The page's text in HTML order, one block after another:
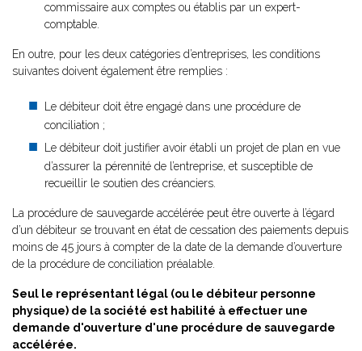
commissaire aux comptes ou établis par un expert-
comptable.
En outre, pour les deux catégories d’entreprises, les conditions
suivantes doivent également être remplies :
Le débiteur doit être engagé dans une procédure de
conciliation ;
Le débiteur doit justifier avoir établi un projet de plan en vue
d’assurer la pérennité de l’entreprise, et susceptible de
recueillir le soutien des créanciers.
La procédure de sauvegarde accélérée peut être ouverte à l’égard
d’un débiteur se trouvant en état de cessation des paiements depuis
moins de 45 jours à compter de la date de la demande d’ouverture
de la procédure de conciliation préalable.
Seul le représentant légal (ou le débiteur personne
physique) de la société est habilité à effectuer une
demande d'ouverture d'une procédure de sauvegarde
accélérée.